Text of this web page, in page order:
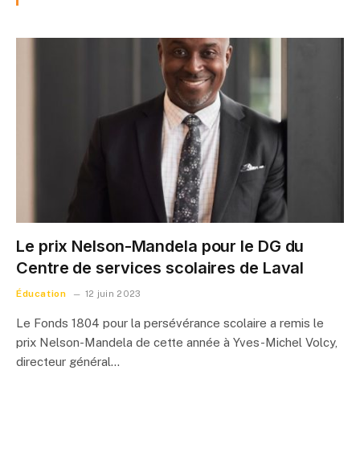
Le prix Nelson-Mandela pour le DG du
Centre de services scolaires de Laval
Éducation 12 juin 2023
Le Fonds 1804 pour la persévérance scolaire a remis le
prix Nelson-Mandela de cette année à Yves-Michel Volcy,
directeur général…